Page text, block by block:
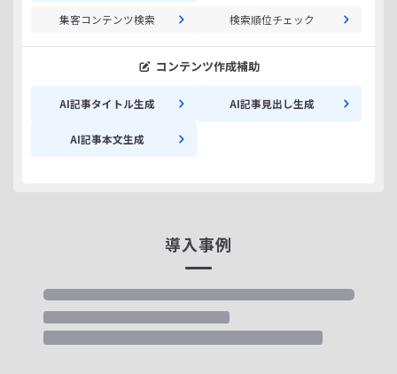
集客コンテンツ検索 検索順位チェック
コンテンツ作成補助
AI記事タイトル生成 AI記事見出し生成
AI記事本文生成
導入事例